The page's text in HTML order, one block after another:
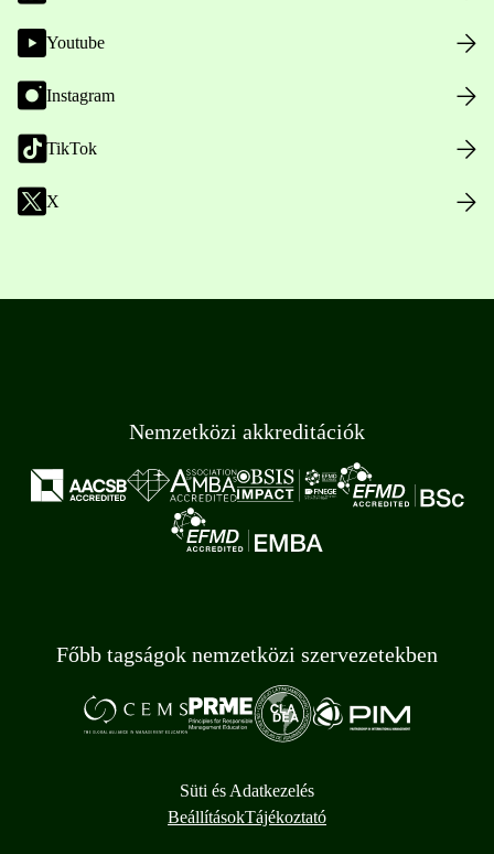
Youtube
Instagram
TikTok
X
Nemzetközi akkreditációk
Főbb tagságok nemzetközi szervezetekben
Süti és Adatkezelés
BeállításokTájékoztató